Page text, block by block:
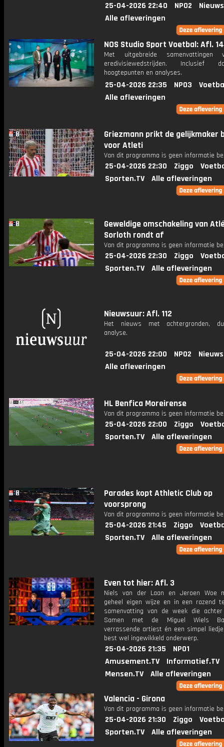
25-04-2026 22:40 NPO2
Alle afleveringen
NOS Studio Sport Voetbal: Afl. 14
Met uitgebreide samenvattingen
eredivisiewedstrijden. Inclusief
hoogtepunten en analyses.
25-04-2026 22:35 NPO3
Alle afleveringen
Griezmann prikt de gelijkmaker
voor Atleti
Van dit programma is geen informatie
25-04-2026 22:30 Ziggo
Sporten.TV
Alle afleveringen
Geweldige omschakeling van
Sorloth rondt af
Van dit programma is geen informatie
25-04-2026 22:30 Ziggo
Sporten.TV
Alle afleveringen
Nieuwsuur: Afl. 112
Het nieuws met achtergronden,
analyse.
25-04-2026 22:00 NPO2
Alle afleveringen
HL Benfica Moreirense
Van dit programma is geen informatie
25-04-2026 22:00 Ziggo
Sporten.TV
Alle afleveringen
Parades kopt Athletic Club op
voorsprong
Van dit programma is geen informatie
25-04-2026 21:45 Ziggo
Sporten.TV
Alle afleveringen
Even tot hier: Afl. 3
Niels van der Laan en Jeroen Woe
geheel eigen wijze en in een razend
samenvatting van de week die
Samen met de Miguel Wiels
verrassende artiest én een simpel
best wel ingewikkeld onderwerp.
25-04-2026 21:35
NPO1
Amusement.TV
Informatief.TV
Mensen.TV
Alle afleveringen
Valencia - Girona
Van dit programma is geen informatie
25-04-2026 21:30 Ziggo
Sporten.TV
Alle afleveringen